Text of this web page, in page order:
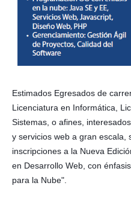
Estimados Egresados de
Licenciatura en Informática,
Sistemas, o afines,
y servicios web a gran escala,
inscripciones a la Nueva
en Desarrollo Web, con
para la Nube".